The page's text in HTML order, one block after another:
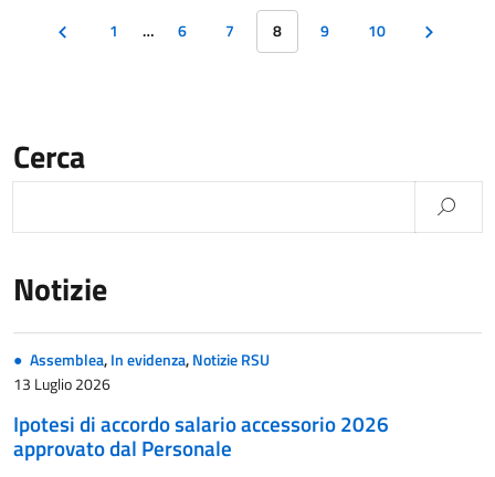
1 … 6 7 8 9 10
Cerca
Notizie
Assemblea,In evidenza,Notizie RSU
13 Luglio 2026
Ipotesi di accordo salario accessorio 2026
approvato dal Personale